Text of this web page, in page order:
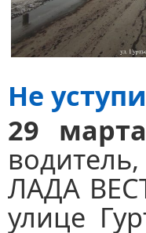
Не
29
ЛАДА
улице